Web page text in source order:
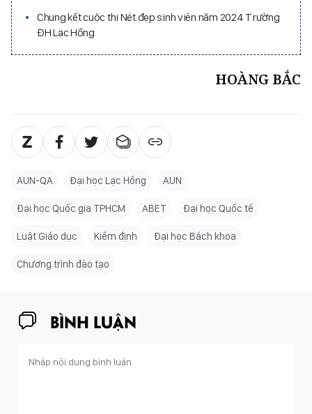
Chung kết cuộc thi Nét đẹp sinh viên năm 2024 Trường
ĐH Lạc Hồng
HOÀNG BẮC
AUN-QA Đại học Lạc Hồng AUN
Đại học Quốc gia TPHCM ABET Đại học Quốc tế
Luật Giáo dục Kiểm định Đại học Bách khoa
Chương trình đào tạo
BÌNH LUẬN